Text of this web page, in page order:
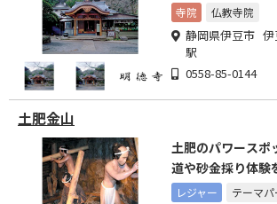
寺院 仏教寺院
静岡県伊豆市 伊
駅
0558-85-0144
土肥金山
土肥のパワースポ
道や砂金採り体験
レジャー テーマパ